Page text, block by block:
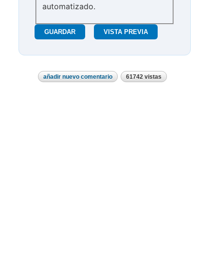
automatizado.
añadir nuevo comentario 61742 vistas